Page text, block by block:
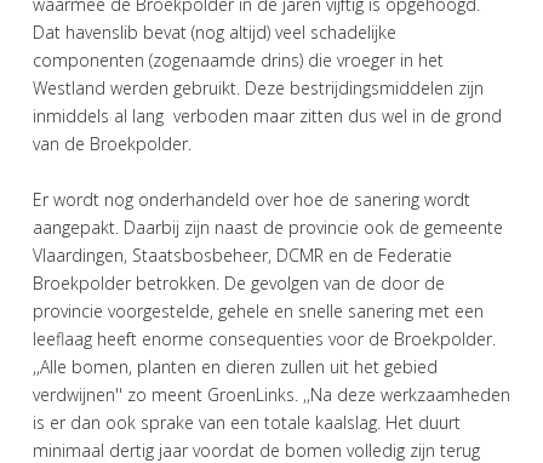
Dat havenslib bevat (nog altijd) veel schadelijke
componenten (zogenaamde drins) die vroeger in het
Westland werden gebruikt. Deze bestrijdingsmiddelen zijn
inmiddels al lang verboden maar zitten dus wel in de grond
van de Broekpolder.
Er wordt nog onderhandeld over hoe de sanering wordt
aangepakt. Daarbij zijn naast de provincie ook de gemeente
Vlaardingen, Staatsbosbeheer, DCMR en de Federatie
Broekpolder betrokken. De gevolgen van de door de
provincie voorgestelde, gehele en snelle sanering met een
leeflaag heeft enorme consequenties voor de Broekpolder.
,,Alle bomen, planten en dieren zullen uit het gebied
verdwijnen'' zo meent GroenLinks. ,,Na deze werkzaamheden
is er dan ook sprake van een totale kaalslag. Het duurt
minimaal dertig jaar voordat de bomen volledig zijn terug